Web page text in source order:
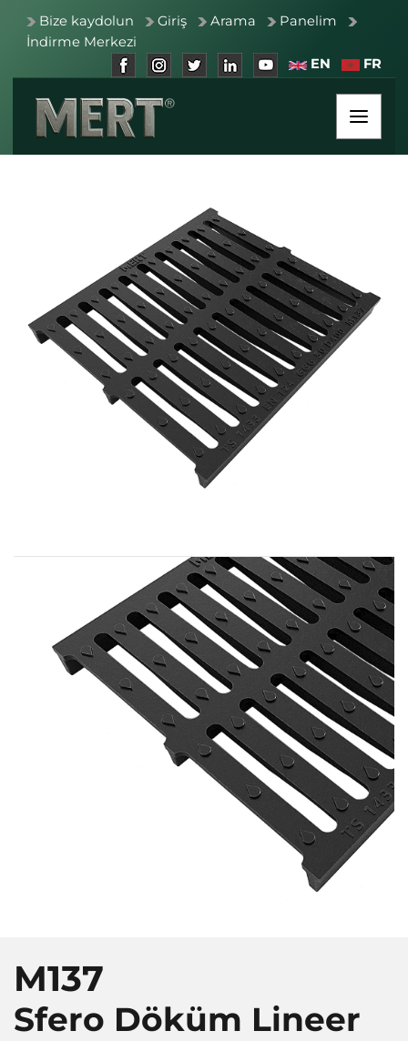
Bize kaydolun Giriş Arama
Panelim
İndirme Merkezi
EN
FR
M137
Sfero Döküm Lineer